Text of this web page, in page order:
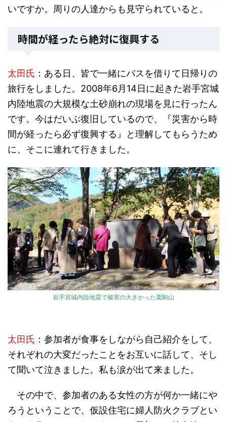
いですか。周りの人達からも見守られていると。
時間が経ったら絶対に復興する
太田氏 ：ある日、皆で一緒にバスを借りて日帰りの
旅行をしました。2008年6月14日に起きた岩手宮城
内陸地震の大規模な土砂崩れの現場を見に行ったん
です。今はだいぶ復旧しているので、『災害から時
間が経ったら必ず復興する』と理解してもらうため
に、そこに連れて行きました。
岩手宮城内陸地震で被害の大きかった栗駒山
太田氏 ：参加者が食事をしながら自己紹介をして、
それぞれの大変だったことをお互いに話して、そし
て聞いて泣きました。私も涙が出て来ました。
その中で、参加者のある女性の方が何か一緒にや
ろうということで、仮設住宅に婦人防火クラブとい